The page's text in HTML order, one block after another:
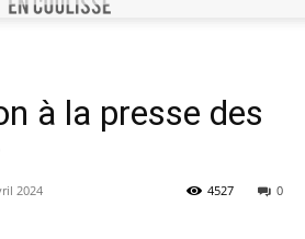
à la presse des
2024 0
4527